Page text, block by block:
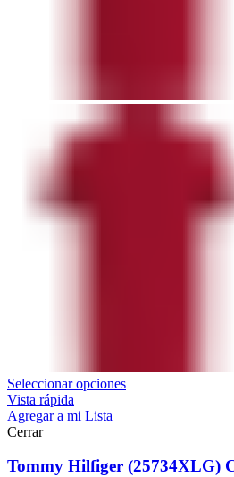
Seleccionar opciones
Vista rápida
Agregar a mi Lista
Cerrar
Tommy Hilfiger (25734XLG)